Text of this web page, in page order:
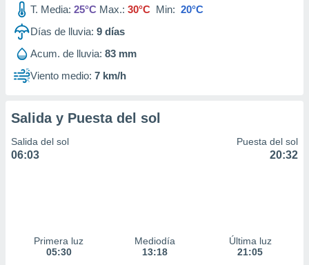
1199
T. Media: 25°C Max.: 30°C Min: 20°C
Días de lluvia: 9 días
Acum. de lluvia: 83 mm
Viento medio: 7 km/h
Salida y Puesta del sol
Salida del sol
06:03
Puesta del sol
20:32
Primera luz
05:30
Mediodía
13:18
Última luz
21:05